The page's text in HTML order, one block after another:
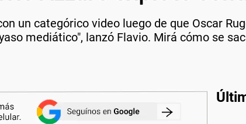
un categórico video luego de que Oscar
mediático", lanzó Flavio. Mirá cómo se